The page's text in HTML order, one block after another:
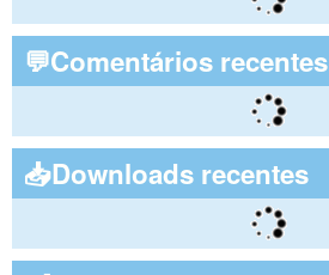
💬Comentários recentes
📥Downloads recentes